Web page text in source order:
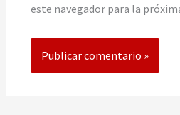
este navegador para la